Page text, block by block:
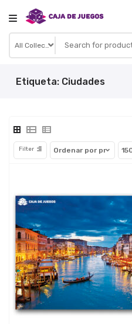
content
Etiqueta: Ciudades
Filter